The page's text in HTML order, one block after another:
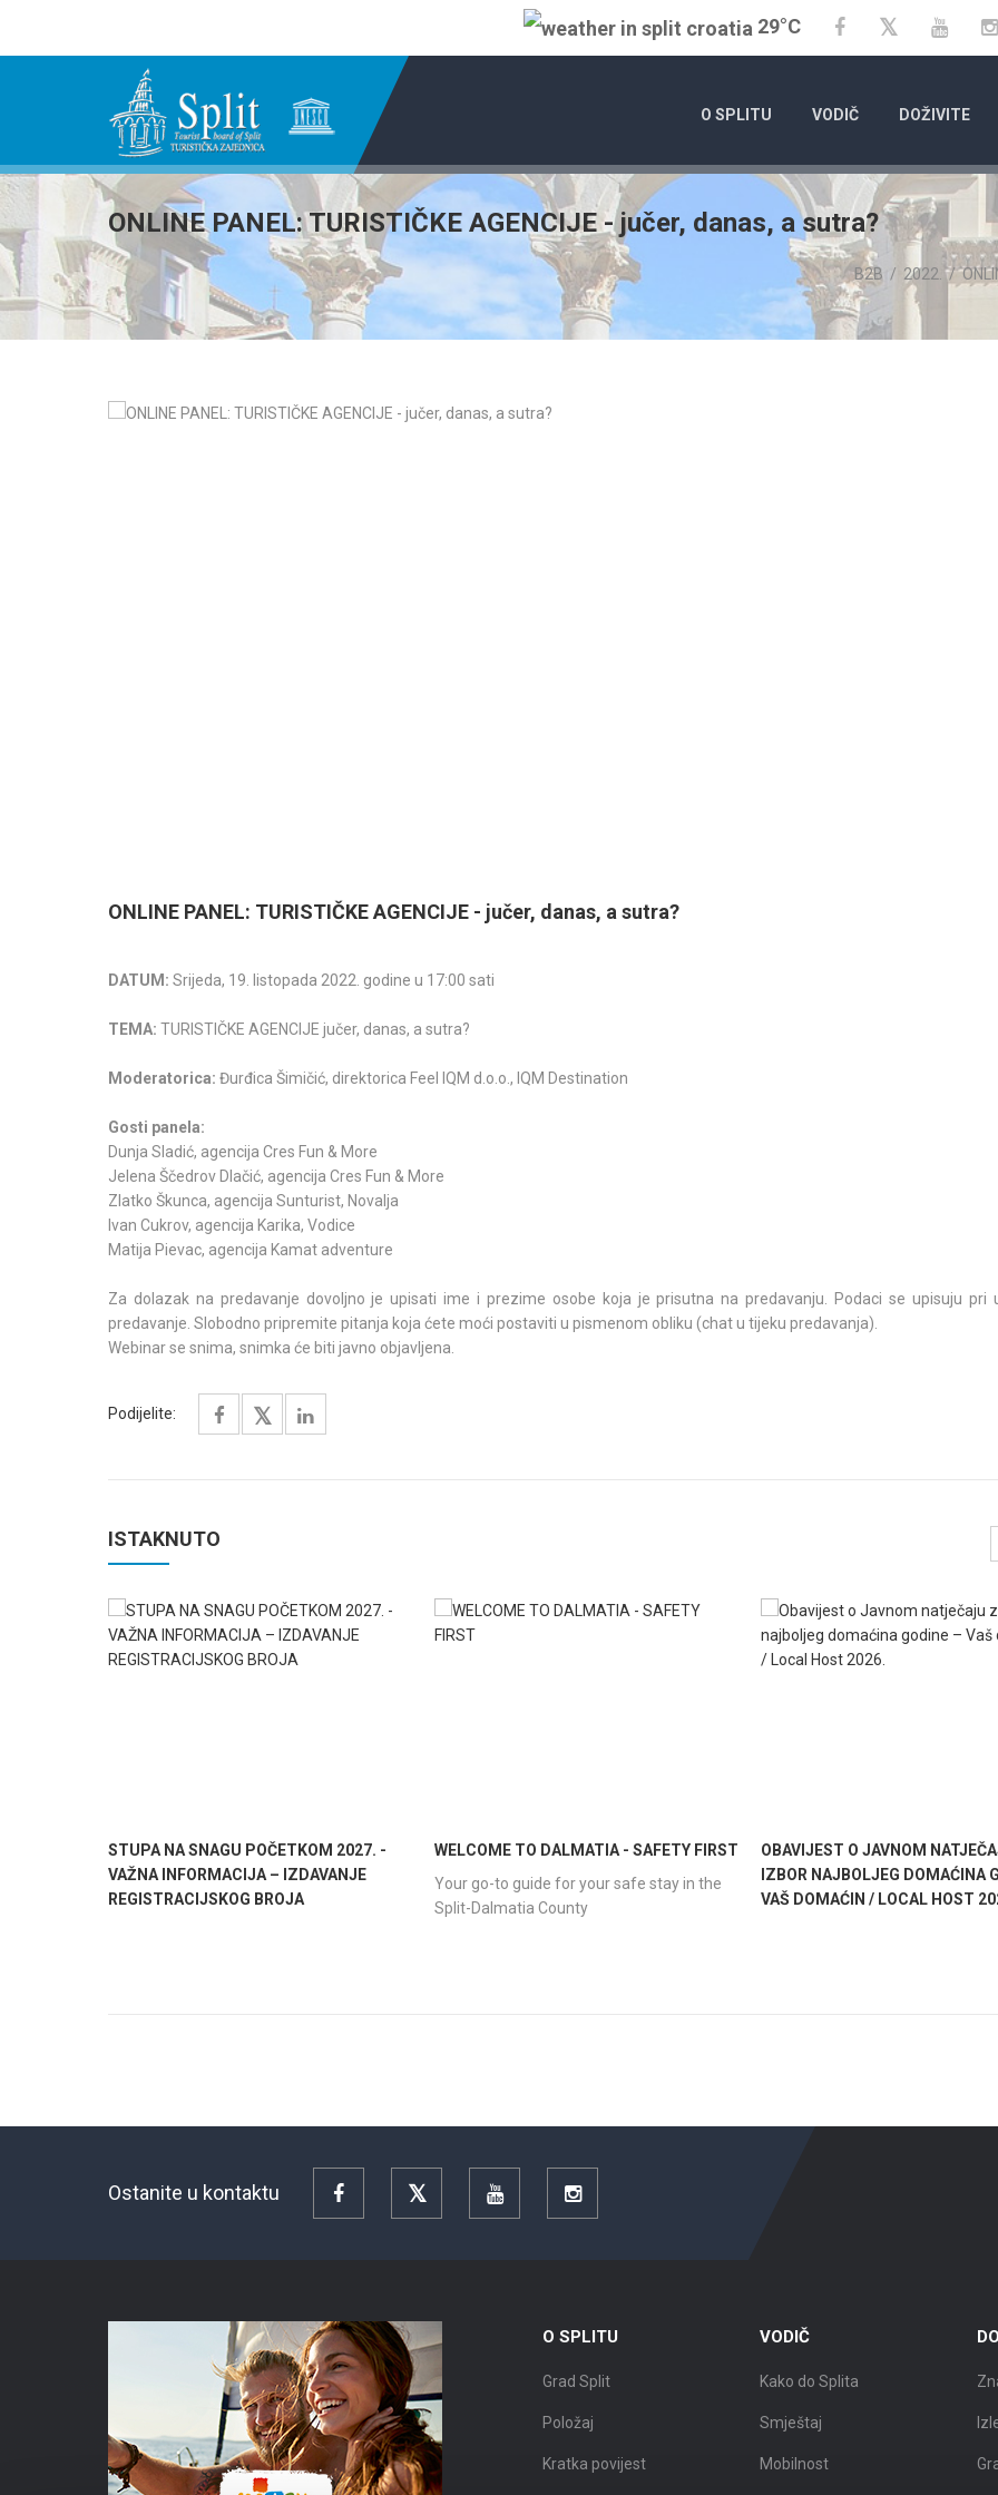
29°C FacebookTwitter
O SPLITU VODIČ DOŽIVITE
ONLINE PANEL: TURISTIČKE AGENCIJE - jučer, danas, a sutra?
B2B / 2022. /
ONLINE PANEL: TURISTIČKE AGENCIJE - jučer, danas, a sutra?
DATUM: Srijeda, 19. listopada 2022. godine u 17:00 sati
TEMA: TURISTIČKE AGENCIJE jučer, danas, a sutra?
Moderatorica: Đurđica Šimičić, direktorica Feel IQM d.o.o., IQM Destination
Gosti panela:
Dunja Sladić, agencija Cres Fun & More
Jelena Ščedrov Dlačić, agencija Cres Fun & More
Zlatko Škunca, agencija Sunturist, Novalja
Ivan Cukrov, agencija Karika, Vodice
Matija Pievac, agencija Kamat adventure
Za dolazak na predavanje dovoljno je upisati ime i prezime osobe koja je prisutna na predavanju. Podaci se upisuju pri
predavanje. Slobodno pripremite pitanja koja ćete moći postaviti u pismenom obliku (chat u tijeku predavanja).
Webinar se snima, snimka će biti javno objavljena.
Podijelite:
ISTAKNUTO
STUPA NA SNAGU POČETKOM 2027. -
VAŽNA INFORMACIJA – IZDAVANJE
REGISTRACIJSKOG BROJA
WELCOME TO DALMATIA - SAFETY FIRST
Your go-to guide for your safe stay in the
Split-Dalmatia County
OBAVIJEST O JAVNOM
IZBOR NAJBOLJEG DOMAĆINA
VAŠ DOMAĆIN / LOCAL HOST
Ostanite u kontaktu Facebook YouTube Instagram
O SPLITU
Grad Split
Položaj
Kratka povijest
VODIČ
Kako do Splita
Smještaj
Mobilnost